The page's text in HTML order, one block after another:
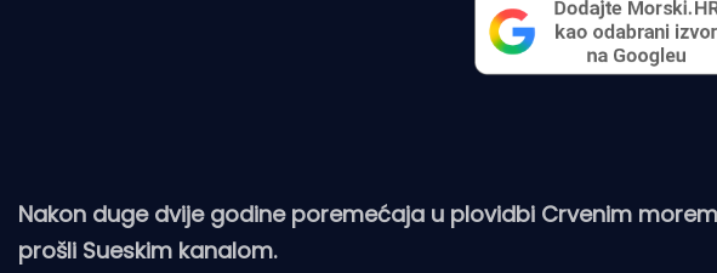
Nakon duge dvije godine poremećaja u plovidbi Crvenim
prošli Sueskim kanalom.